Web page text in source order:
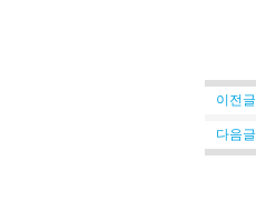
이전글
다음글